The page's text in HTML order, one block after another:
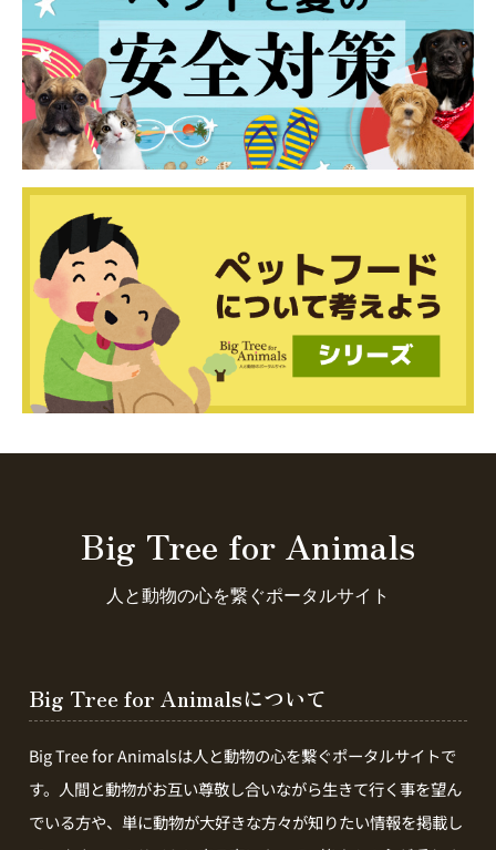
Big Tree for Animals
人と動物の心を繋ぐポータルサイト
Big Tree for Animalsについて
Big Tree for Animalsは人と動物の心を繋ぐポータルサイトで
す。人間と動物がお互い尊敬し合いながら生きて行く事を望ん
でいる方や、単に動物が大好きな方々が知りたい情報を掲載し